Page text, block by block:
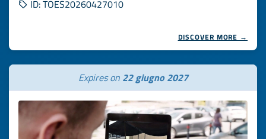
ID: TOES20260427010
DISCOVER MORE →
Expires on 22 giugno 2027